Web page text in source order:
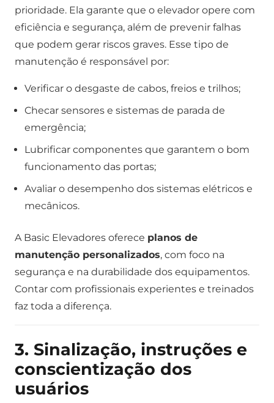
prioridade. Ela garante que o elevador opere com
eficiência e segurança, além de prevenir falhas
que podem gerar riscos graves. Esse tipo de
manutenção é responsável por:
Verificar o desgaste de cabos, freios e trilhos;
Checar sensores e sistemas de parada de
emergência;
Lubrificar componentes que garantem o bom
funcionamento das portas;
Avaliar o desempenho dos sistemas elétricos e
mecânicos.
A Basic Elevadores oferece planos de
manutenção personalizados, com foco na
segurança e na durabilidade dos equipamentos.
Contar com profissionais experientes e treinados
faz toda a diferença.
3. Sinalização, instruções e
conscientização dos
usuários